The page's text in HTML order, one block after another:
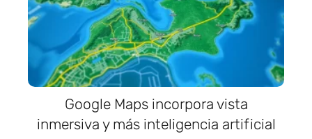
Google Maps incorpora vista
inmersiva y más inteligencia artificial